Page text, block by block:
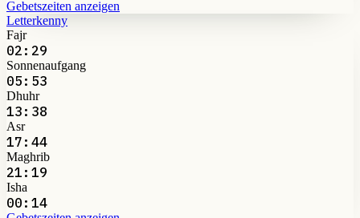
Gebetszeiten anzeigen
Letterkenny
Fajr
02:29
Sonnenaufgang
05:53
Dhuhr
13:38
Asr
17:44
Maghrib
21:19
Isha
00:14